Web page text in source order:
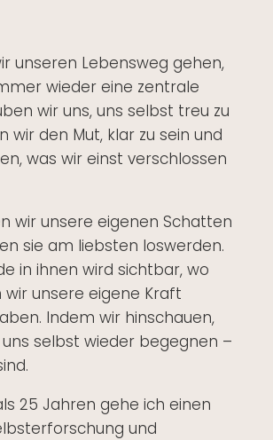
unseren Lebensweg gehen,
wieder eine zentrale
wir uns, uns selbst treu zu
wir den Mut, klar zu sein und
was wir einst verschlossen
wir unsere eigenen Schatten
sie am liebsten loswerden.
in ihnen wird sichtbar, wo
unsere eigene Kraft
Indem wir hinschauen,
selbst wieder begegnen –
25 Jahren gehe ich einen
und